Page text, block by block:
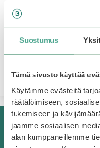
Suostumus
Tämä sivusto käyttää
Käytämme evästeitä
räätälöimiseen,
tukemiseen ja
jaamme sosiaalisen
alan kumppaneillemme
5:stä
11,95
Lisää ostoskoriin
Korealaista